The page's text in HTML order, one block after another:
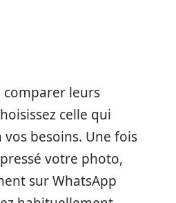
comparer leurs
celle qui
besoins. Une fois
votre photo,
sur WhatsApp